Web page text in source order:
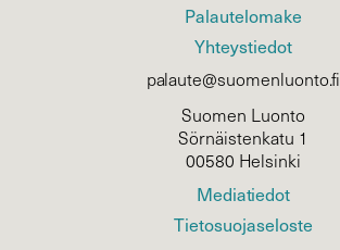
Palautelomake
Yhteystiedot
palaute@suomenluonto.fi
Suomen Luonto
Sörnäistenkatu 1
00580 Helsinki
Mediatiedot
Tietosuojaseloste